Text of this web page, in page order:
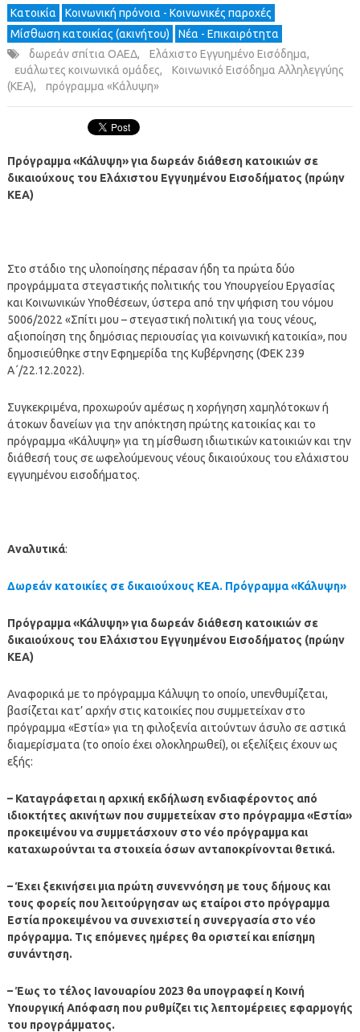
Κατοικία
Κοινωνική πρόνοια - Κοινωνικές παροχές
Μίσθωση κατοικίας (ακινήτου)
Νέα - Επικαιρότητα
δωρεάν σπίτια ΟΑΕΔ, Ελάχιστο Εγγυημένο Εισόδημα,
ευάλωτες κοινωνικά ομάδες,
Κοινωνικό Εισόδημα Αλληλεγγύης
(ΚΕΑ), πρόγραμμα «Κάλυψη»
Πρόγραμμα «Κάλυψη» για δωρεάν διάθεση κατοικιών σε
δικαιούχους του Ελάχιστου Εγγυημένου Εισοδήματος (πρώην
ΚΕΑ)
Στο στάδιο της υλοποίησης πέρασαν ήδη τα πρώτα δύο
προγράμματα στεγαστικής πολιτικής του Υπουργείου Εργασίας
και Κοινωνικών Υποθέσεων, ύστερα από την ψήφιση του νόμου
5006/2022 «Σπίτι μου – στεγαστική πολιτική για τους νέους,
αξιοποίηση της δημόσιας περιουσίας για κοινωνική κατοικία», που
δημοσιεύθηκε στην Εφημερίδα της Κυβέρνησης (ΦΕΚ 239
Α΄/22.12.2022).
Συγκεκριμένα, προχωρούν αμέσως η χορήγηση χαμηλότοκων ή
άτοκων δανείων για την απόκτηση πρώτης κατοικίας και το
πρόγραμμα «Κάλυψη» για τη μίσθωση ιδιωτικών κατοικιών και την
διάθεσή τους σε ωφελούμενους νέους δικαιούχους του ελάχιστου
εγγυημένου εισοδήματος.
Αναλυτικά:
Δωρεάν κατοικίες σε δικαιούχους ΚΕΑ. Πρόγραμμα «Κάλυψη»
Πρόγραμμα «Κάλυψη» για δωρεάν διάθεση κατοικιών σε
δικαιούχους του Ελάχιστου Εγγυημένου Εισοδήματος (πρώην
ΚΕΑ)
Αναφορικά με το πρόγραμμα Κάλυψη το οποίο, υπενθυμίζεται,
βασίζεται κατ’ αρχήν στις κατοικίες που συμμετείχαν στο
πρόγραμμα «Εστία» για τη φιλοξενία αιτούντων άσυλο σε αστικά
διαμερίσματα (το οποίο έχει ολοκληρωθεί), οι εξελίξεις έχουν ως
εξής:
– Καταγράφεται η αρχική εκδήλωση ενδιαφέροντος από
ιδιοκτήτες ακινήτων που συμμετείχαν στο πρόγραμμα «Εστία»
προκειμένου να συμμετάσχουν στο νέο πρόγραμμα και
καταχωρούνται τα στοιχεία όσων ανταποκρίνονται θετικά.
– Έχει ξεκινήσει μια πρώτη συνεννόηση με τους δήμους και
τους φορείς που λειτούργησαν ως εταίροι στο πρόγραμμα
Εστία προκειμένου να συνεχιστεί η συνεργασία στο νέο
πρόγραμμα. Τις επόμενες ημέρες θα οριστεί και επίσημη
συνάντηση.
– Έως το τέλος Ιανουαρίου 2023 θα υπογραφεί η Κοινή
Υπουργική Απόφαση που ρυθμίζει τις λεπτομέρειες εφαρμογής
του προγράμματος.